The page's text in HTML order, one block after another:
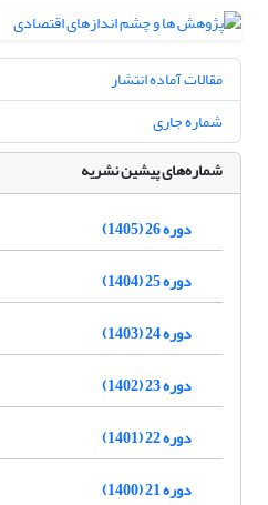
مقالات آماده انتشار
شماره جاری
شماره‌های پیشین نشریه
دوره 26 (1405)
دوره 25 (1404)
دوره 24 (1403)
دوره 23 (1402)
دوره 22 (1401)
دوره 21 (1400)